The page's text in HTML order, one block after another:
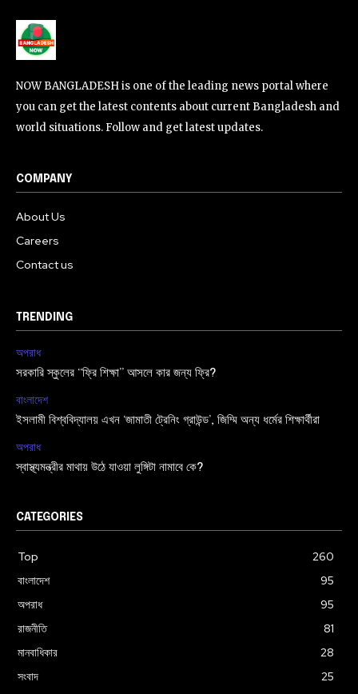
NOW BANGLADESH is one of the leading news portal where
you can get the latest contents about current Bangladesh and
world situations. Follow and get latest updates.
COMPANY
About Us
Careers
Contact us
TRENDING
অপরাধ
সরকারি স্কুলের “ফ্রি শিক্ষা” আসলে কার জন্য ফ্রি?
বাংলাদেশ
ইসলামী বিশ্ববিদ্যালয় এখন ‘জামাতী ট্রেনিং গ্রাউন্ড’, জিম্মি অন্য ধর্মের শিক্ষার্থীরা
অপরাধ
স্বাস্থ্যমন্ত্রীর মাথায় উঠে যাওয়া লুঙ্গিটা নামাবে কে?
CATEGORIES
Top
260
বাংলাদেশ
95
অপরাধ
95
রাজনীতি
81
মানবাধিকার
28
সংবাদ
25